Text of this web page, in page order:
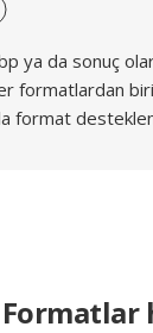
ya da sonuç
formatlardan
format
Formatlar